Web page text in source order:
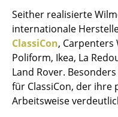
Einzelteile
... alle Tische
Aufbewahren
Regale & Schränke
Seither realisierte
internationale
ClassiCon, Carpenters
Poliform, Ikea, La
Land Rover.
für ClassiCon, der ihre
Arbeitsweise